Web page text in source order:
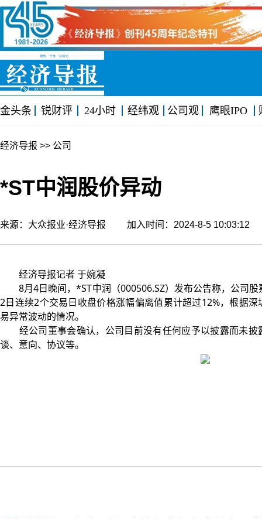
金头条 锐财评 24小时 经纬观 公司观 鹰眼IPO
经济导报 >> 公司
*ST中润股价异动
来源：大众报业·经济导报 加入时间：2024-8-5
经济导报记者 于婉凝
8月4日晚间，*ST中润（000506.SZ）发布公告称，公司股
2日连续2个交易日收盘价格涨幅偏离值累计超过12%，根据
易异常波动的情况。
经公司董事会确认，公司目前没有任何应予以披露而未披
谈、意向、协议等。